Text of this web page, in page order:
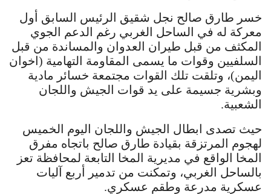
خسر طارق صالح نجل شقيق الرئيس السابق أول
معركة له في الساحل الغربي رغم الدعم الجوي
المكثف من قبل طيران العدوان والمساندة من قبل
السلفيين وقوات ما يسمى المقاومة التهامية (اخوان
اليمن)، وتلقت تلك القوات مجتمعة خسائر مادية
وبشرية جسيمة على يد قوات الجيش واللجان
الشعبية.
حيث تصدى ابطال الجيش واللجان اليوم الخميس
لهجوم المرتزقة بقيادة طارق صالح باتجاه مفرق
المخا الواقع في مديرية المخا التابعة لمحافظة تعز
بالساحل الغربي، وتمكنت من تدمير أربع آليات
عسكرية مدرعة وطقم عسكري.